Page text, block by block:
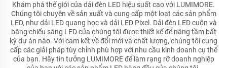
Khám phá thế giới của dải đèn LED hiệu suất cao với LUMIMORE.
Chúng tôi chuyên về sản xuất và cung cấp một loạt các sản phẩm
LED, như dải LED quang học và dải LED Pixel. Dải đèn LED cuộn và
băng chiếu sáng LED của chúng tôi được thiết kế để nâng tầm bất
kỳ dự án nào. Với cam kết về đổi mới và chất lượng, chúng tôi cung
cấp các giải pháp tùy chỉnh phù hợp với nhu cầu kinh doanh cụ thể
của bạn. Hãy tin tưởng LUMIMORE để làm rạng rỡ doanh nghiệp